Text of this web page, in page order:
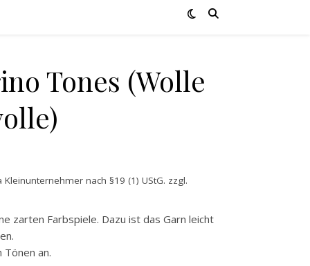
Tones (Wolle
nach §19 (1) UStG. zzgl.
zarten Farbspiele. Dazu ist das Garn leicht
an.